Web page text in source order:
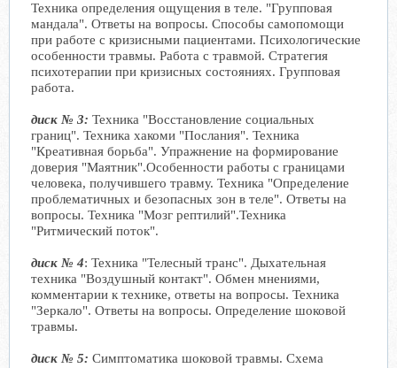
Техника определения ощущения в теле. "Групповая
мандала". Ответы на вопросы. Способы самопомощи
при работе с кризисными пациентами. Психологические
особенности травмы. Работа с травмой. Стратегия
психотерапии при кризисных состояниях. Групповая
работа.
диск № 3: Техника "Восстановление социальных
границ". Техника хакоми "Послания". Техника
"Креативная борьба". Упражнение на формирование
доверия "Маятник".Особенности работы с границами
человека, получившего травму. Техника "Определение
проблематичных и безопасных зон в теле". Ответы на
вопросы. Техника "Мозг рептилий".Техника
"Ритмический поток".
диск № 4: Техника "Телесный транс". Дыхательная
техника "Воздушный контакт". Обмен мнениями,
комментарии к технике, ответы на вопросы. Техника
"Зеркало". Ответы на вопросы. Определение шоковой
травмы.
диск № 5: Симптоматика шоковой травмы. Схема